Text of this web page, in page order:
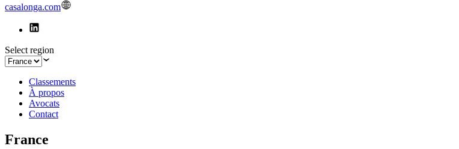
casalonga.com
Select region
Classements
À propos
Avocats
Contact
France